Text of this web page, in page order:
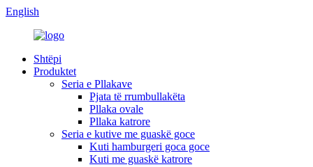
English
Shtëpi
Produktet
Seria e Pllakave
Pjata të rrumbullakëta
Pllaka ovale
Pllaka katrore
Seria e kutive me guaskë goce
Kuti hamburgeri goca goce
Kuti me guaskë katrore